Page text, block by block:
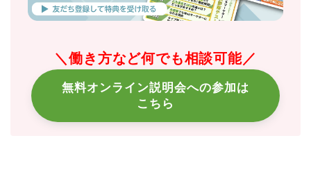
＼働き方など何でも相談可能／
無料オンライン説明会への参加は
こちら